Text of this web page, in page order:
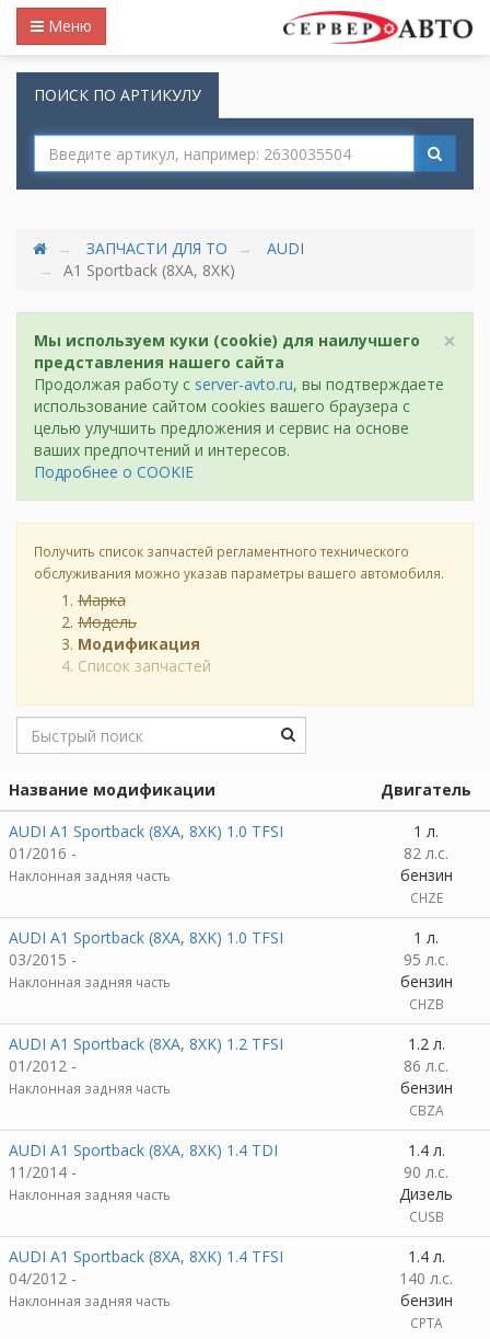
Меню
ПОИСК ПО АРТИКУЛУ
ЗАПЧАСТИ ДЛЯ ТО
AUDI
A1 Sportback (8XA, 8XK)
×
Мы используем куки (cookie) для наилучшего
представления нашего сайта
Продолжая работу с server-avto.ru, вы подтверждаете
использование сайтом cookies вашего браузера с
целью улучшить предложения и сервис на основе
ваших предпочтений и интересов.
Подробнее о COOKIE
Получить список запчастей регламентного технического
обслуживания можно указав параметры вашего автомобиля.
Марка
Модель
Модификация
Список запчастей
Название модификации
Двигатель
AUDI A1 Sportback (8XA, 8XK) 1.0 TFSI
01/2016 -
Наклонная задняя часть
1 л.
82 л.с.
бензин
CHZE
AUDI A1 Sportback (8XA, 8XK) 1.0 TFSI
03/2015 -
Наклонная задняя часть
1 л.
95 л.с.
бензин
CHZB
AUDI A1 Sportback (8XA, 8XK) 1.2 TFSI
01/2012 -
Наклонная задняя часть
1.2 л.
86 л.с.
бензин
CBZA
AUDI A1 Sportback (8XA, 8XK) 1.4 TDI
11/2014 -
Наклонная задняя часть
1.4 л.
90 л.с.
Дизель
CUSB
AUDI A1 Sportback (8XA, 8XK) 1.4 TFSI
04/2012 -
Наклонная задняя часть
1.4 л.
140 л.с.
бензин
CPTA